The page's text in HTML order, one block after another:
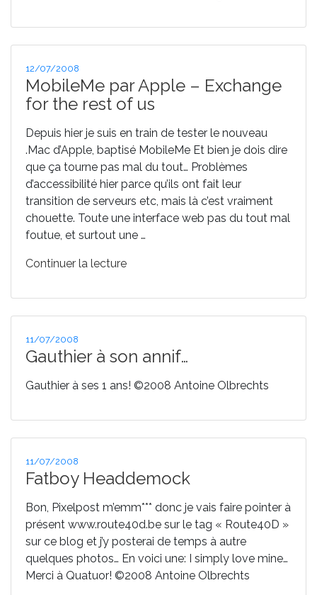
Publié
le
12/07/2008
MobileMe par Apple – Exchange
for the rest of us
Depuis hier je suis en train de tester le nouveau
.Mac d’Apple, baptisé MobileMe Et bien je dois dire
que ça tourne pas mal du tout… Problèmes
d’accessibilité hier parce qu’ils ont fait leur
transition de serveurs etc, mais là c’est vraiment
chouette. Toute une interface web pas du tout mal
foutue, et surtout une …
Continuer la lecturede
par
Apple
Exchange
for
the
Publié
le
11/07/2008
Gauthier à son annif…
Gauthier à ses 1 ans! ©2008 Antoine Olbrechts
Publié
le
11/07/2008
Fatboy Headdemock
Bon, Pixelpost m’emm*** donc je vais faire pointer à
présent www.route40d.be sur le tag « Route40D »
sur ce blog et j’y posterai de temps à autre
quelques photos… En voici une: I simply love mine…
Merci à Quatuor! ©2008 Antoine Olbrechts